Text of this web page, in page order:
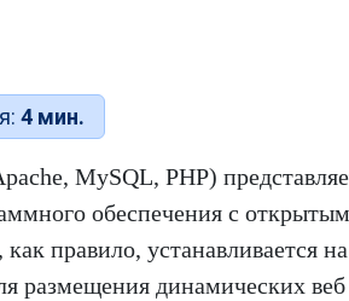
4 мин.
MySQL, PHP)
обеспечения с открытым
правило, устанавливается на
размещения динамических